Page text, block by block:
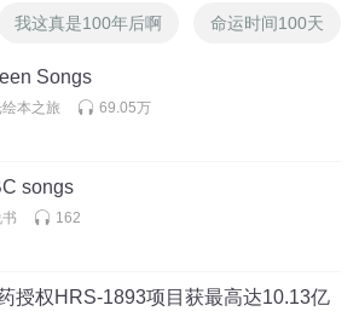
我这真是100年后啊 命运时间100天
Songs
本之旅 69.05万
songs
162
授权HRS-1893项目获最高达10.13亿